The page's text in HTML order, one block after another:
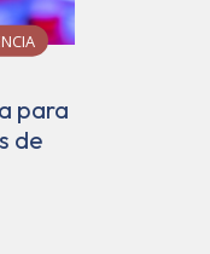
para
de